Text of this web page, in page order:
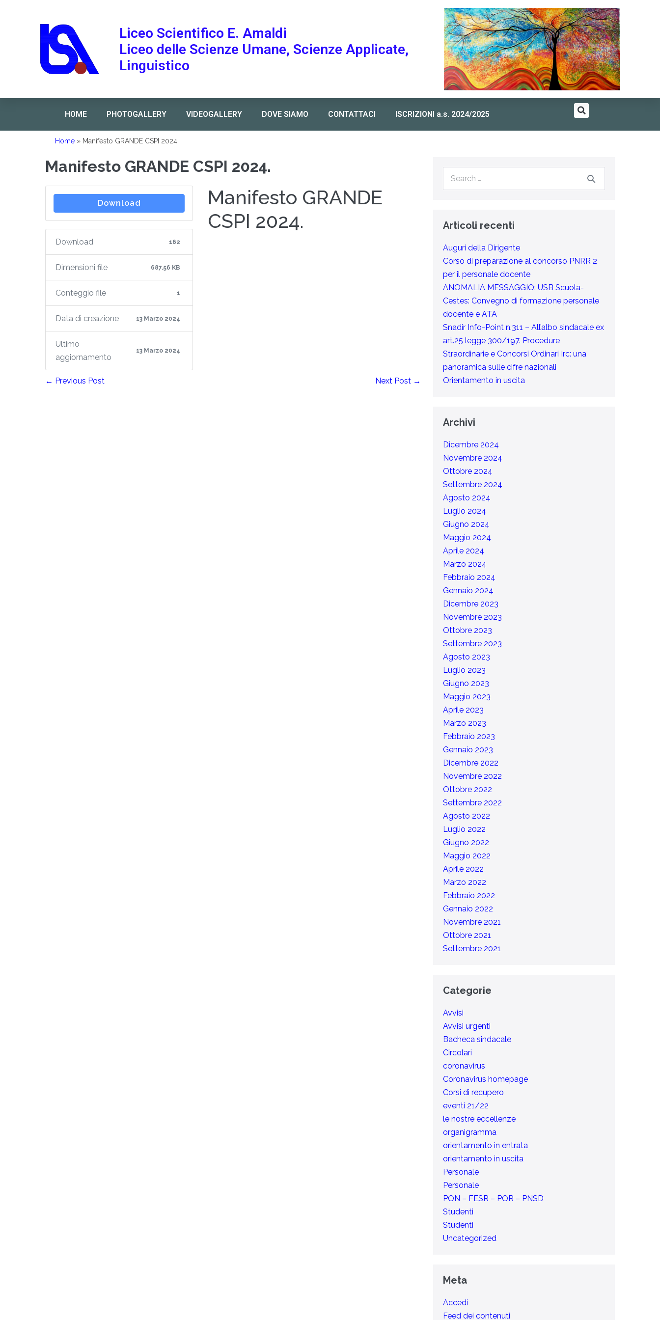
Liceo Scientifico E. Amaldi
Liceo delle Scienze Umane, Scienze Applicate,
Linguistico
HOME PHOTOGALLERY VIDEOGALLERY DOVE SIAMO CONTATTACI ISCRIZIONI a.s. 2024/2025
Home » Manifesto GRANDE CSPI 2024.
Manifesto GRANDE CSPI 2024.
Download
Download 162
Dimensioni file 687.56 KB
Conteggio file 1
Data di creazione 13 Marzo 2024
Ultimo
aggiornamento
13 Marzo 2024
Manifesto GRANDE
CSPI 2024.
← Previous Post Next Post →
Articoli recenti
Auguri della Dirigente
Corso di preparazione al concorso PNRR 2
per il personale docente
ANOMALIA MESSAGGIO: USB Scuola-
Cestes: Convegno di formazione personale
docente e ATA
Snadir Info-Point n.311 – All’albo sindacale ex
art.25 legge 300/197. Procedure
Straordinarie e Concorsi Ordinari Irc: una
panoramica sulle cifre nazionali
Orientamento in uscita
Archivi
Dicembre 2024
Novembre 2024
Ottobre 2024
Settembre 2024
Agosto 2024
Luglio 2024
Giugno 2024
Maggio 2024
Aprile 2024
Marzo 2024
Febbraio 2024
Gennaio 2024
Dicembre 2023
Novembre 2023
Ottobre 2023
Settembre 2023
Agosto 2023
Luglio 2023
Giugno 2023
Maggio 2023
Aprile 2023
Marzo 2023
Febbraio 2023
Gennaio 2023
Dicembre 2022
Novembre 2022
Ottobre 2022
Settembre 2022
Agosto 2022
Luglio 2022
Giugno 2022
Maggio 2022
Aprile 2022
Marzo 2022
Febbraio 2022
Gennaio 2022
Novembre 2021
Ottobre 2021
Settembre 2021
Categorie
Avvisi
Avvisi urgenti
Bacheca sindacale
Circolari
coronavirus
Coronavirus homepage
Corsi di recupero
eventi 21/22
le nostre eccellenze
organigramma
orientamento in entrata
orientamento in uscita
Personale
Personale
PON – FESR – POR – PNSD
Studenti
Studenti
Uncategorized
Meta
Accedi
Feed dei contenuti